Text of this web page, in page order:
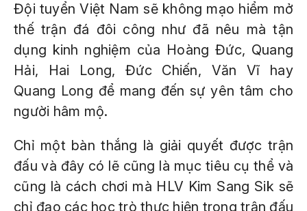
Đội tuyển Việt Nam sẽ không mạo hiểm mở
thế trận đá đôi công như đã nêu mà tận
dụng kinh nghiệm của Hoàng Đức, Quang
Hải, Hai Long, Đức Chiến, Văn Vĩ hay
Quang Long để mang đến sự yên tâm cho
người hâm mộ.
Chỉ một bàn thắng là giải quyết được trận
đấu và đây có lẽ cũng là mục tiêu cụ thể và
cũng là cách chơi mà HLV Kim Sang Sik sẽ
chỉ đạo các học trò thực hiện trong trận đấu